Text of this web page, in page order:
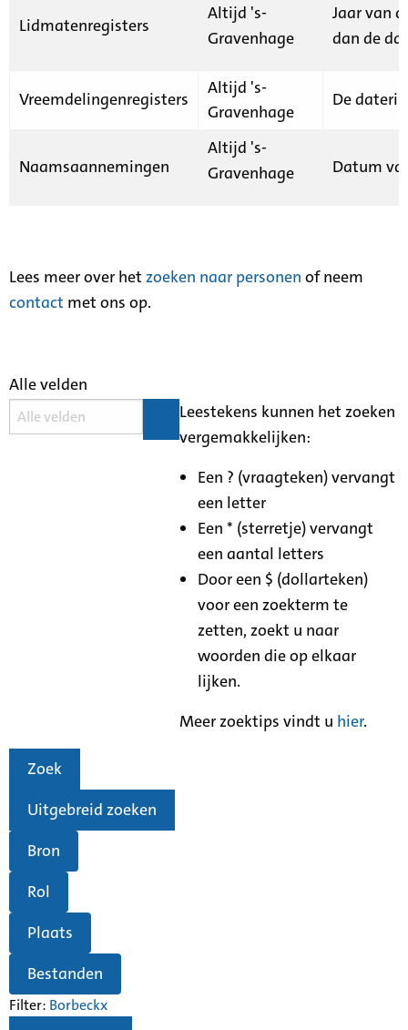
Lidmatenregisters
Altijd 's-
Gravenhage
Jaar van
dan de
Vreemdelingenregisters
Altijd 's-
Gravenhage
De
Naamsaannemingen
Altijd 's-
Gravenhage
Datum
Lees meer over het zoeken naar personen of neem
contact met ons op.
Alle velden
Leestekens kunnen het zoeken
vergemakkelijken:
Een ? (vraagteken) vervangt
een letter
Een * (sterretje) vervangt
een aantal letters
Door een $ (dollarteken)
voor een zoekterm te
zetten, zoekt u naar
woorden die op elkaar
lijken.
Meer zoektips vindt u hier.
Zoek
Uitgebreid zoeken
Bron
Rol
Plaats
Bestanden
Filter: Borbeckx